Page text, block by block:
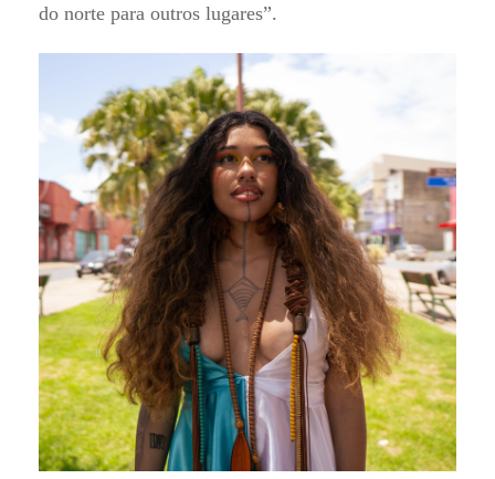
do norte para outros lugares”.